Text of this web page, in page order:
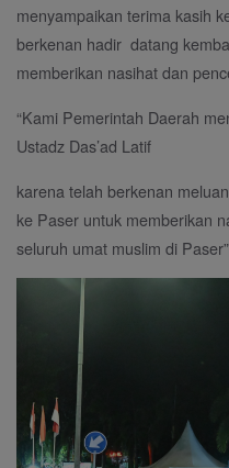
menyampaikan terima kasih
berkenan hadir datang
memberikan nasihat dan
“Kami Pemerintah Daerah
Ustadz Das’ad Latif
karena telah berkenan
ke Paser untuk memberikan
seluruh umat muslim di